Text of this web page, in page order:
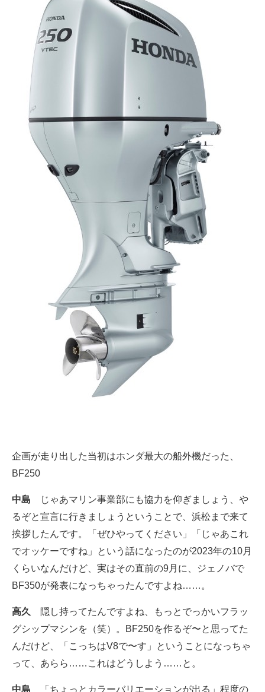
企画が走り出した当初はホンダ最大の船外機だった、
BF250
中島 じゃあマリン事業部にも協力を仰ぎましょう、や
るぞと宣言に行きましょうということで、浜松まで来て
挨拶したんです。「ぜひやってください」「じゃあこれ
でオッケーですね」という話になったのが2023年の10月
くらいなんだけど、実はその直前の9月に、ジェノバで
BF350が発表になっちゃったんですよね……。
高久
隠し持ってたんですよね、もっとでっかいフラッ
グシップマシンを（笑）。BF250を作るぞ〜と思ってた
んだけど、「こっちはV8で〜す」ということになっちゃ
って、あらら……これはどうしよう……と。
中島 「ちょっとカラーバリエーションが出る」程度の